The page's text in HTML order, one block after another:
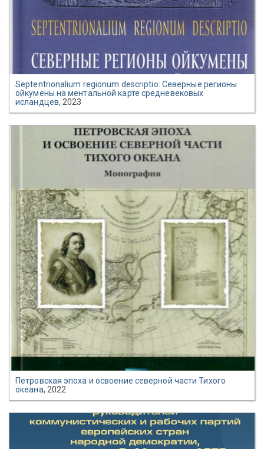
Septentrionalium regionum descriptio: Северные регионы
ойкумены на ментальной карте средневековых
исландцев, 2023
Петровская эпоха и освоение северной части Тихого
океана, 2022